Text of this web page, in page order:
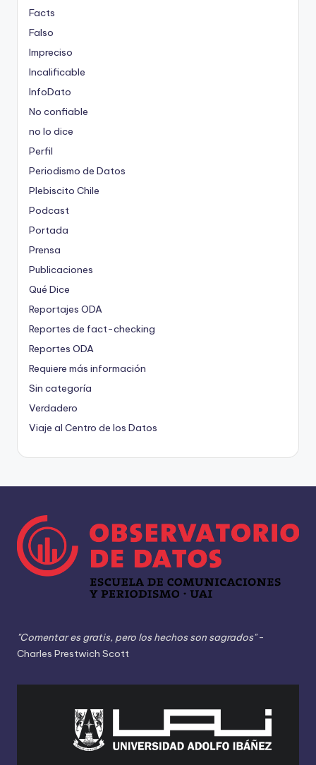
Facts
Falso
Impreciso
Incalificable
InfoDato
No confiable
no lo dice
Perfil
Periodismo de Datos
Plebiscito Chile
Podcast
Portada
Prensa
Publicaciones
Qué Dice
Reportajes ODA
Reportes de fact-checking
Reportes ODA
Requiere más información
Sin categoría
Verdadero
Viaje al Centro de los Datos
"Comentar es gratis, pero los hechos son sagrados"-
Charles Prestwich Scott